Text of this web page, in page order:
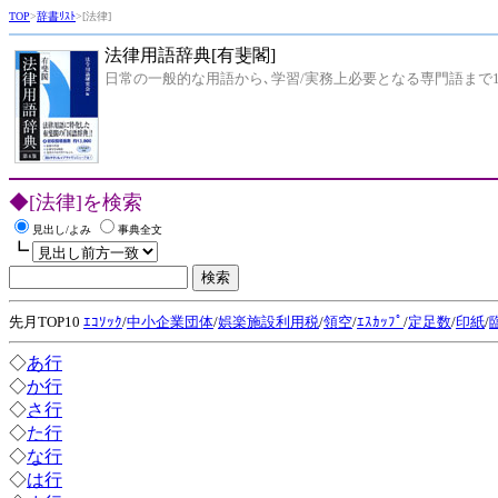
TOP>辞書ﾘｽﾄ>[法律]
法律用語辞典[有斐閣]
日常の一般的な用語から､学習/実務上必要となる専門語まで
◆[法律]を検索
見出し/よみ 事典全文
┗
先月TOP10 ｴｺｿｯｸ/中小企業団体/娯楽施設利用税/領空/ｴｽｶｯﾌﾟ /定足数/印紙/
◇あ行
◇か行
◇さ行
◇た行
◇な行
◇は行